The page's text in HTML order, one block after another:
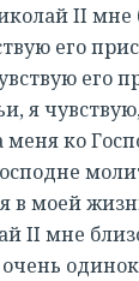
II мне
его
его
я
меня ко
в моей
II мне